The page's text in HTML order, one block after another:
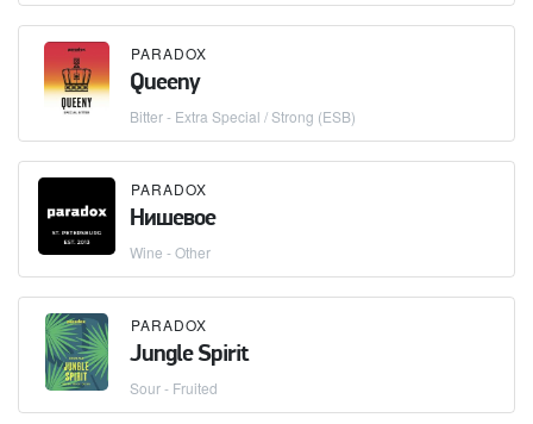
PARADOX
Queeny
Bitter - Extra Special / Strong (ESB)
PARADOX
Нишевое
Wine - Other
PARADOX
Jungle Spirit
Sour - Fruited